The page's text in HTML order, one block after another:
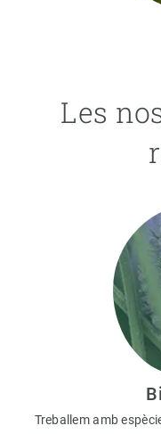
Les
Treballem amb